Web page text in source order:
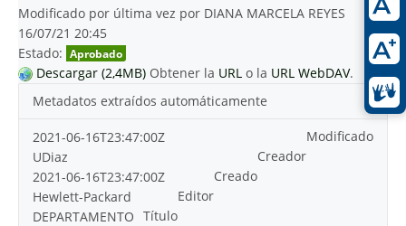
Modificado por última vez por DIANA MARCELA REYES
16/07/21 20:45
Estado: Aprobado
Descargar (2,4MB) Obtener la URL o la URL WebDAV.
Metadatos extraídos automáticamente
Modificado
2021-06-16T23:47:00Z
Creador
UDiaz
Creado
2021-06-16T23:47:00Z
Editor
Hewlett-Packard
Título
DEPARTAMENTO